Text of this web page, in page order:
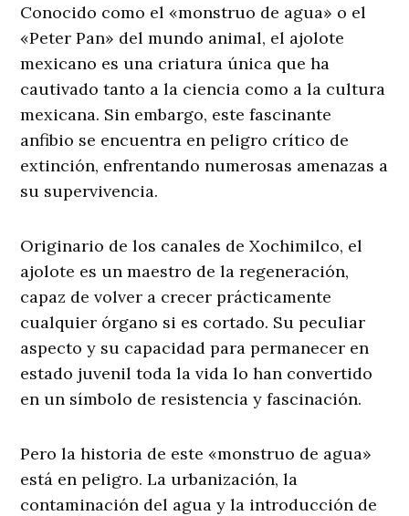
Conocido como el «monstruo de agua» o el
«Peter Pan» del mundo animal, el ajolote
mexicano es una criatura única que ha
cautivado tanto a la ciencia como a la cultura
mexicana. Sin embargo, este fascinante
anfibio se encuentra en peligro crítico de
extinción, enfrentando numerosas amenazas a
su supervivencia.
Originario de los canales de Xochimilco, el
ajolote es un maestro de la regeneración,
capaz de volver a crecer prácticamente
cualquier órgano si es cortado. Su peculiar
aspecto y su capacidad para permanecer en
estado juvenil toda la vida lo han convertido
en un símbolo de resistencia y fascinación.
Pero la historia de este «monstruo de agua»
está en peligro. La urbanización, la
contaminación del agua y la introducción de